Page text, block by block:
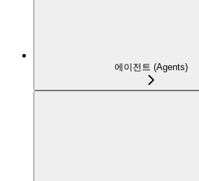
에이전트 (Agents)